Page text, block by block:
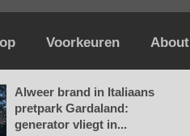
Voorkeuren About
Alweer brand in Italiaans
pretpark Gardaland:
generator vliegt in...